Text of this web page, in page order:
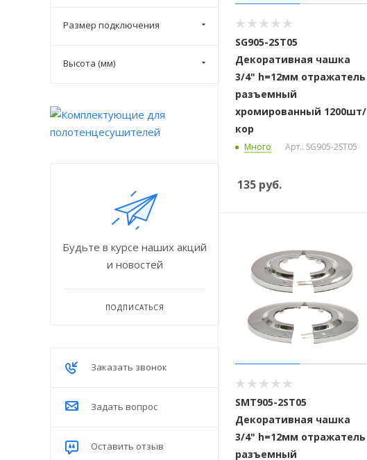
SG905-2ST05
Декоративная чашка
3/4" h=12мм отражатель
разъемный
хромированный 1200шт/
кор
Много Арт.: SG905-2ST05
135 руб.
SMT905-2ST05
Декоративная чашка
3/4" h=12мм отражатель
разъемный
Размер подключения
Высота (мм)
Будьте в курсе наших акций
и новостей
ПОДПИСАТЬСЯ
Заказать звонок
Задать вопрос
Оставить отзыв